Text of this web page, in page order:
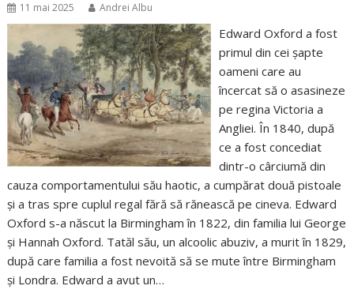
11 mai 2025 Andrei Albu
Edward Oxford a fost
primul din cei șapte
oameni care au
încercat să o asasineze
pe regina Victoria a
Angliei. În 1840, după
ce a fost concediat
dintr-o cârciumă din
cauza comportamentului său haotic, a cumpărat două pistoale
și a tras spre cuplul regal fără să rănească pe cineva. Edward
Oxford s-a născut la Birmingham în 1822, din familia lui George
și Hannah Oxford. Tatăl său, un alcoolic abuziv, a murit în 1829,
după care familia a fost nevoită să se mute între Birmingham
și Londra. Edward a avut un…